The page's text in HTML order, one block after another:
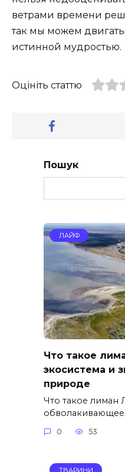
ветрами времени
так мы можем
истинной мудростью.
Оцініть статтю
Пошук
ЛАЙФ
Что такое
экосистема и
природе
Что такое лиман
обволакивающее.
0 53
ТВАРИНИ